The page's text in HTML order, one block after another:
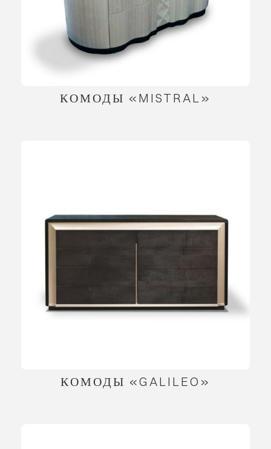
КОМОДЫ «MISTRAL»
КОМОДЫ «GALILEO»